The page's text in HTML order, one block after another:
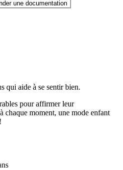
une documentation
qui aide à se sentir bien.
pour affirmer leur
chaque moment, une mode enfant